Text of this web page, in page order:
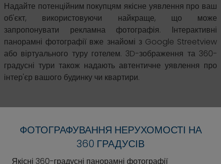
Надайте потенційним покупцям якісне уявлення про ваш
об'єкт, використовуючи найкраще, що може
запропонувати рекламна фотографія. Інтерактивні
панорамні фотографії вже знайомі з Google Streetview
або віртуального туру готелем. 3D-зображення та 360-
градусні тури також надають автентичне уявлення про
інтер'єр вашого будинку чи квартири.
ФОТОГРАФУВАННЯ НЕРУХОМОСТІ НА
360 ГРАДУСІВ
Якісні 360-градусні панорамні фотографії